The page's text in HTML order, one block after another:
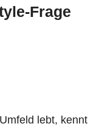
Frage
lebt, kennt